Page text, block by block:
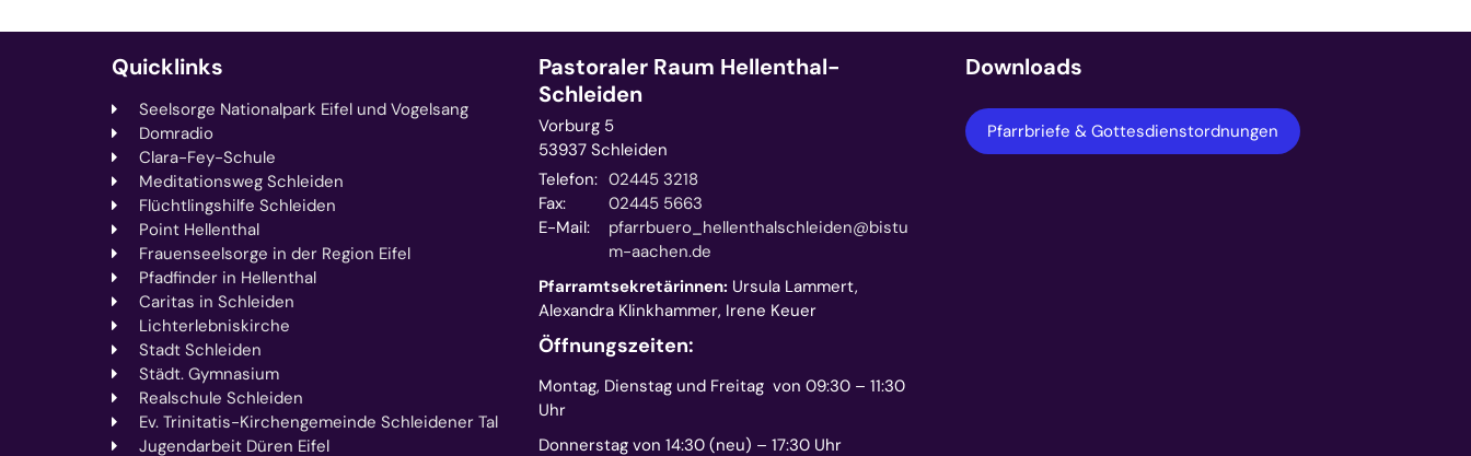
Quicklinks
Seelsorge Nationalpark Eifel und Vogelsang
Domradio
Clara-Fey-Schule
Meditationsweg Schleiden
Flüchtlingshilfe Schleiden
Point Hellenthal
Frauenseelsorge in der Region Eifel
Pfadfinder in Hellenthal
Caritas in Schleiden
Lichterlebniskirche
Stadt Schleiden
Städt. Gymnasium
Realschule Schleiden
Ev. Trinitatis-Kirchengemeinde Schleidener Tal
Jugendarbeit Düren Eifel
Pastoraler Raum Hellenthal-
Schleiden
Vorburg 5
53937 Schleiden
Telefon: 02445 3218
Fax:
02445 5663
E-Mail:
pfarrbuero_hellenthalschleiden@bistu
m-aachen.de
Pfarramtsekretärinnen: Ursula Lammert,
Alexandra Klinkhammer, Irene Keuer
Öffnungszeiten:
Montag, Dienstag und Freitag von 09:30 – 11:30
Uhr
Donnerstag von 14:30 (neu) – 17:30 Uhr
Downloads
Pfarrbriefe & Gottesdienstordnungen